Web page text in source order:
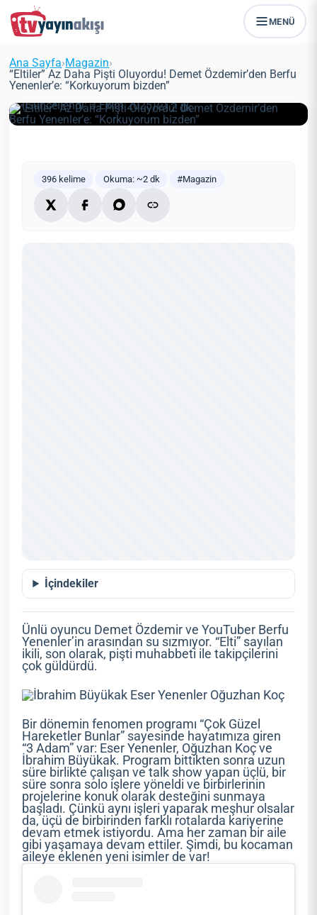
MENÜ
Ana Sayfa›Magazin›
“Eltiler” Az Daha Pişti Oluyordu! Demet Özdemir’den Berfu
Yenenler’e: “Korkuyorum bizden”
“Eltiler” Az Daha Pişti Oluyordu!
Yenenler’e: “Korkuyorum bizden”
Zeynep Öztürk Magazin
(Güncellendi: 3 Ekim 2025)
2 dk
396 kelime Okuma: ~2 dk #Magazin
İçindekiler
Ünlü oyuncu Demet Özdemir ve YouTuber Berfu
Yenenler’in arasından su sızmıyor. “Elti” sayılan
ikili, son olarak, pişti muhabbeti ile takipçilerini
çok güldürdü.
Bir dönemin fenomen programı “Çok Güzel
Hareketler Bunlar” sayesinde hayatımıza giren
“3 Adam” var: Eser Yenenler, Oğuzhan Koç ve
İbrahim Büyükak. Program bittikten sonra uzun
süre birlikte çalışan ve talk show yapan üçlü, bir
süre sonra solo işlere yöneldi ve birbirlerinin
projelerine konuk olarak desteğini sunmaya
başladı. Çünkü aynı işleri yaparak meşhur olsalar
da, üçü de birbirinden farklı rotalarda kariyerine
devam etmek istiyordu. Ama her zaman bir aile
gibi yaşamaya devam ettiler. Şimdi, bu kocaman
aileye eklenen yeni isimler de var!